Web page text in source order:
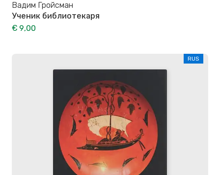
Вадим Гройсман
Ученик библиотекаря
€ 9,00
RUS